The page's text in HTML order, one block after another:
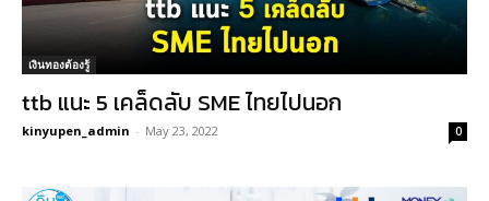
เงินทองต้องรู้
ttb แนะ 5 เคล็ดลับ SME ไทยไปนอก
kinyupen_admin - May 23, 2022 0